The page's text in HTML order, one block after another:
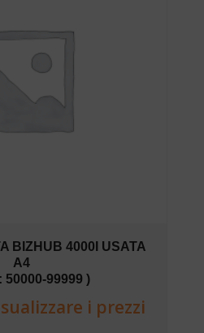
BIZHUB 4000I USATA
A4
50000-99999 )
i prezzi